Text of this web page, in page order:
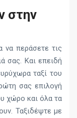
στην
να περάσετε τις
σας. Και επειδή
ταξί του
σας επιλογή
χώρο και όλα τα
Ταξιδέψτε με